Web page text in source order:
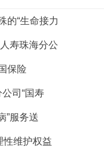
的“生命接力
寿珠海分公
保险
司“国寿
”服务送
性维护权益